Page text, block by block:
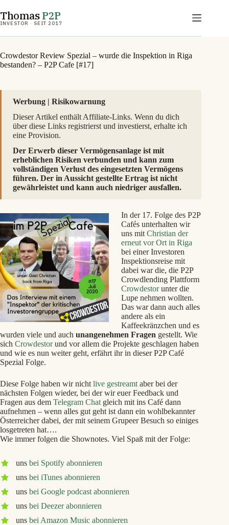
Inhalt
springen
ThomasP2P
INVESTOR · SEIT 2017
Crowdestor Review Spezial – wurde die Inspektion in Riga
bestanden? – P2P Cafe [#17]
Werbung | Risikowarnung
Dieser Artikel enthält Affiliate-Links. Wenn du dich
über diese Links registrierst und investierst, erhalte ich
eine Provision.
Der Erwerb dieser Vermögensanlage ist mit
erheblichen Risiken verbunden und kann zum
vollständigen Verlust des eingesetzten Vermögens
führen. Der in Aussicht gestellte Ertrag ist nicht
gewährleistet und kann auch niedriger ausfallen.
In der 17. Folge des P2P
Cafés unterhalten wir
uns mit Christian der
erneut vor Ort in Riga
bei einer Investoren
Inspektionsreise mit
dabei war die, die P2P
Crowdlending Plattform
Crowdestorunter die
Lupe nehmen wollten.
Das war dann auch alles
andere als ein
Kaffeekränzchen und es
wurden viele und auch unangenehmen Fragen gestellt. Wie
sich Crowdestorund vor allem die Projekte geschlagen haben
und wie es nun weiter geht, erfährt ihr in dieser P2P Café
Spezial Folge.
Diese Folge haben wir nicht live gestreamt aber bei der
nächsten Folgen wieder, bei der wir euer Feedback und
Fragen aus dem Telegram Chat gleich mit ins Café dann
aufnehmen – wenn alles gut geht ist dann ein wohlbekannter
Österreicher dabei, der mit seinem Grupeer Besuch so einiges
losgetreten hat….
Wie immer folgen die Shownotes. Viel Spaß mit der Folge:
uns bei Spotify abonnieren
uns bei iTunes abonnieren
uns bei Google podcast abonnieren
uns bei Deezer abonnieren
uns bei Amazon Music abonnieren